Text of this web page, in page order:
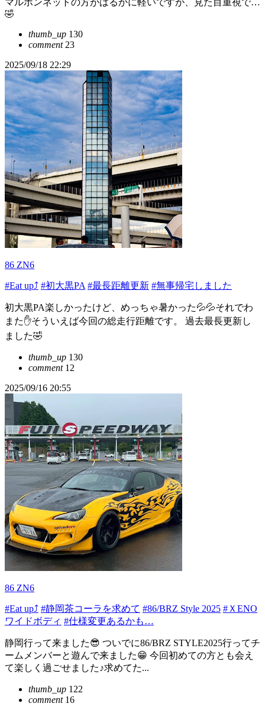
🤣
thumb_up 130
comment23
2025/09/18 22:29
86 ZN6
#Eat up⤴️ #初大黒PA #最長距離更新 #無事帰宅しました
初大黒PA楽しかったけど、めっちゃ暑かった💦💦それでわ
また✋そういえば今回の総走行距離です。 過去最長更新し
ました🤣
thumb_up 130
comment12
2025/09/16 20:55
86 ZN6
#Eat up⤴️ #静岡茶コーラを求めて #86/BRZ Style 2025 #ＸENO
ワイドボディ #仕様変更あるかも…
静岡行って来ました😎 ついでに86/BRZ STYLE2025行ってチ
ームメンバーと遊んで来ました😁 今回初めての方とも会え
て楽しく過ごせました♪求めてた...
thumb_up 122
comment16